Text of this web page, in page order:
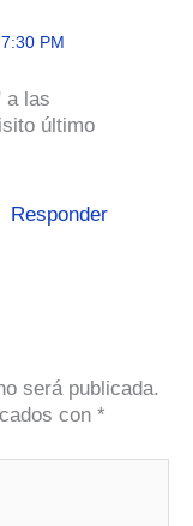
PM
a las
último
Responder
será publicada.
con *